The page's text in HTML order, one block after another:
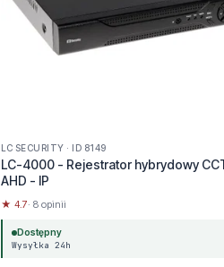
LC SECURITY · ID 8149
LC-4000 - Rejestrator hybrydowy
AHD - IP
★ 4.7· 8 opinii
Dostępny
Wysyłka 24h